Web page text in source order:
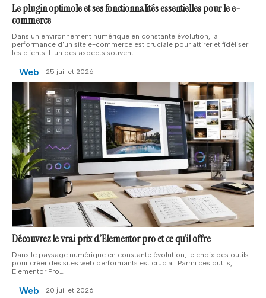
Le plugin optimole et ses fonctionnalités essentielles pour le e-
commerce
Dans un environnement numérique en constante évolution, la
performance d'un site e-commerce est cruciale pour attirer et fidéliser
les clients. L'un des aspects souvent…
Web 25 juillet 2026
Découvrez le vrai prix d’Elementor pro et ce qu’il offre
Dans le paysage numérique en constante évolution, le choix des outils
pour créer des sites web performants est crucial. Parmi ces outils,
Elementor Pro
Web 20 juillet 2026